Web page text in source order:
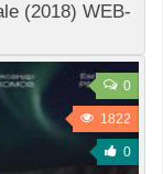
(2018) WEB-
0
1822
0